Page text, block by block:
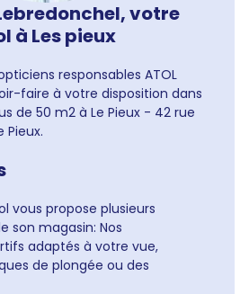
votre
à Les pieux
responsables ATOL
faire à votre disposition dans
de 50 m2 à Le Pieux - 42 rue
Pieux.
vous propose plusieurs
son magasin: Nos
adaptés à votre vue,
de plongée ou des